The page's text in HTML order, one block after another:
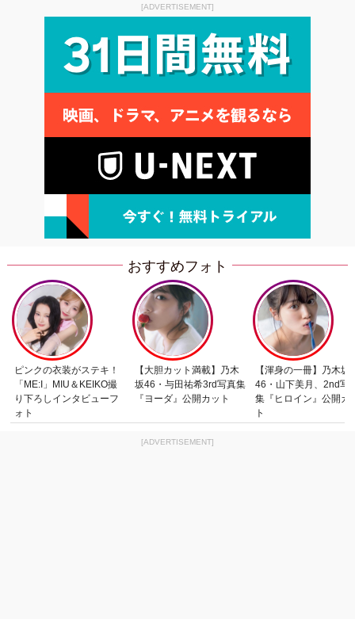
[ADVERTISEMENT]
おすすめフォト
ピンクの衣装がステキ！
「ME:I」MIU＆KEIKO撮
り下ろしインタビューフ
ォト
【大胆カット満載】乃木
坂46・与田祐希3rd写真集
『ヨーダ』公開カット
【渾身の一冊】乃木坂
46・山下美月、2nd写
集『ヒロイン』公開カ
ト
[ADVERTISEMENT]